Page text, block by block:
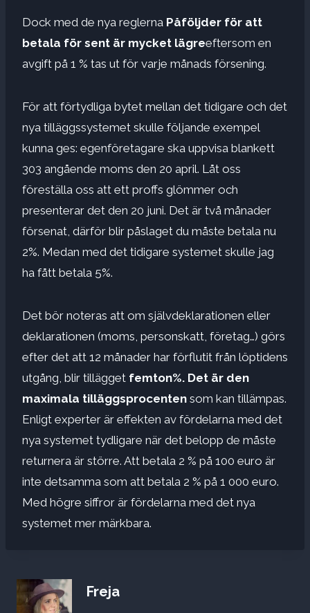
Dock med de nya reglerna Påföljder för att
betala för sent är mycket lägreeftersom en
avgift på 1 % tas ut för varje månads försening.
För att förtydliga bytet mellan det tidigare och det
nya tilläggssystemet skulle följande exempel
kunna ges: egenföretagare ska uppvisa blankett
303 angående moms den 20 april. Låt oss
föreställa oss att ett proffs glömmer och
presenterar det den 20 juni. Det är två månader
försenat, därför blir påslaget du måste betala nu
2%. Medan med det tidigare systemet skulle jag
ha fått betala 5%.
Det bör noteras att om självdeklarationen eller
deklarationen (moms, personskatt, företag…) görs
efter det att 12 månader har förflutit från löptidens
utgång, blir tillägget femton%. Det är den
maximala tilläggsprocenten som kan tillämpas.
Enligt experter är effekten av fördelarna med det
nya systemet tydligare när det belopp de måste
returnera är större. Att betala 2 % på 100 euro är
inte detsamma som att betala 2 % på 1 000 euro.
Med högre siffror är fördelarna med det nya
systemet mer märkbara.
Freja